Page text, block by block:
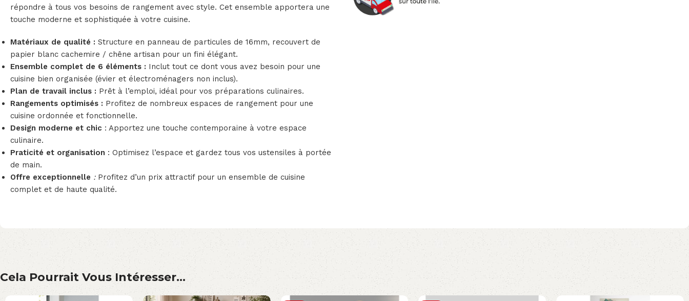
répondre à tous vos besoins de rangement avec style. Cet ensemble apportera une
touche moderne et sophistiquée à votre cuisine.
Matériaux de qualité : Structure en panneau de particules de 16mm, recouvert de
papier blanc cachemire / chêne artisan pour un fini élégant.
Ensemble complet de 6 éléments : Inclut tout ce dont vous avez besoin pour une
cuisine bien organisée (évier et électroménagers non inclus).
Plan de travail inclus : Prêt à l’emploi, idéal pour vos préparations culinaires.
Rangements optimisés : Profitez de nombreux espaces de rangement pour une
cuisine ordonnée et fonctionnelle.
Design moderne et chic : Apportez une touche contemporaine à votre espace
culinaire.
Praticité et organisation : Optimisez l’espace et gardez tous vos ustensiles à portée
de main.
Offre exceptionnelle :Profitez d’un prix attractif pour un ensemble de cuisine
complet et de haute qualité.
Cela Pourrait Vous Intéresser...